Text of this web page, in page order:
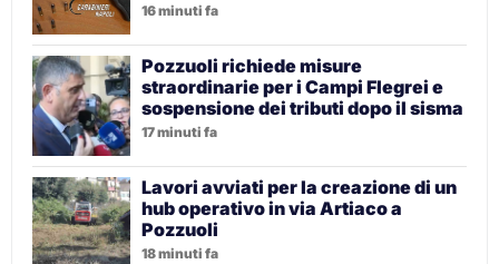
16 minuti fa
Pozzuoli richiede misure
straordinarie per i Campi Flegrei e
sospensione dei tributi dopo il sisma
17 minuti fa
Lavori avviati per la creazione di un
hub operativo in via Artiaco a
Pozzuoli
18 minuti fa